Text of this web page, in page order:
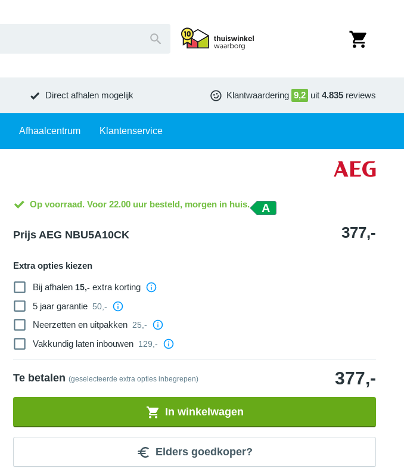
Direct afhalen mogelijk Klantwaardering 9,2 uit 4.835 reviews
Afhaalcentrum Klantenservice
Op voorraad. Voor 22.00 uur besteld, morgen in huis. A
Prijs AEG NBU5A10CK 377,-
Extra opties kiezen
Bij afhalen 15,-extra korting
5 jaar garantie 50,-
Neerzetten en uitpakken 25,-
Vakkundig laten inbouwen 129,-
Te betalen (geselecteerde extra opties inbegrepen) 377,-
In winkelwagen
Elders goedkoper?